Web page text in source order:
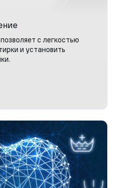
с легкостью
и установить